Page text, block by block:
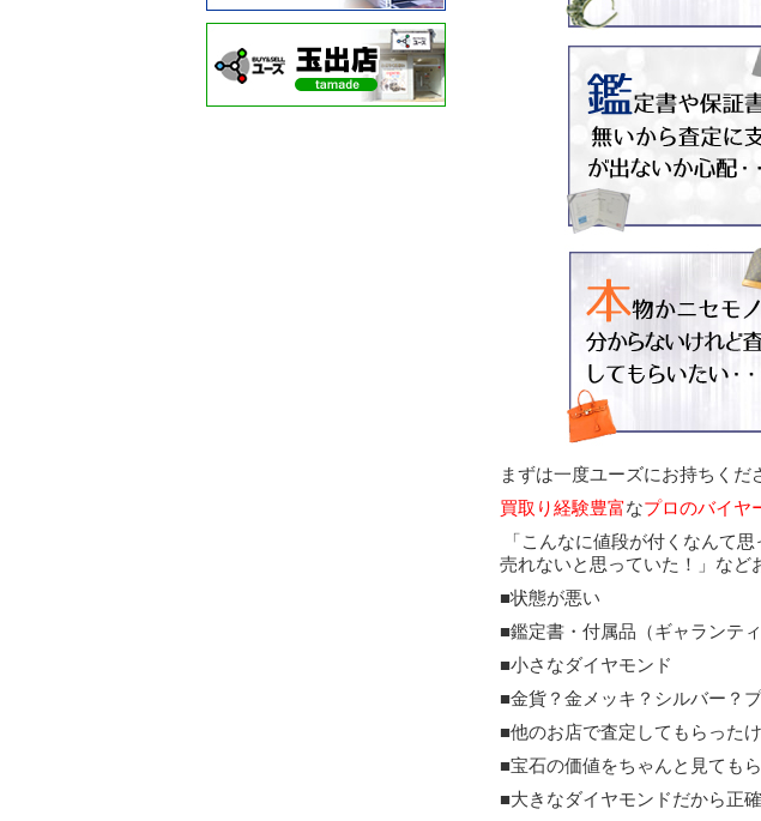
まずは一度ユーズにお持ちくだ
買取り経験豊富なプロのバイヤ
「こんなに値段が付くなんて思
売れないと思っていた！」 など
■状態が悪い
■鑑定書・付属品（ギャランテ
■小さなダイヤモンド
■金貨？金メッキ？シルバー？
■他のお店で査定してもらった
■宝石の価値をちゃんと見ても
■大きなダイヤモンドだから正